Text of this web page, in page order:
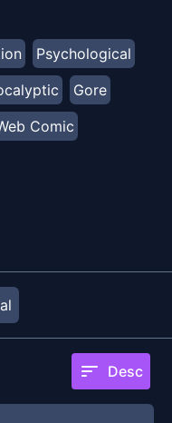
Psychological
Gore
Comic
sort Desc